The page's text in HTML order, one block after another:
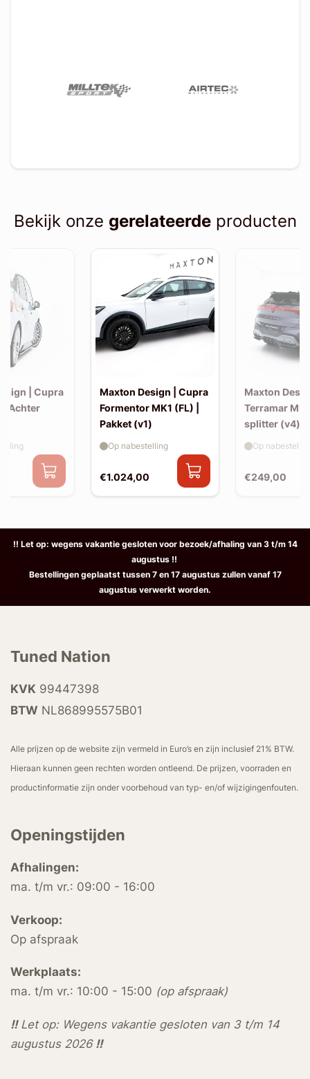
Bekijk onze gerelateerdeproducten
| Cupra
| Achter
Maxton Design | Cupra
Formentor MK1 (FL) |
Pakket (v1)
€1.024,00
Op nabestelling
Maxton
Terramar
splitter (v4)
€249,00
Op
!! Let op: wegens vakantie gesloten voor bezoek/afhaling van 3 t/m 14
augustus !!
Bestellingen geplaatst tussen 7 en 17 augustus zullen vanaf 17
augustus verwerkt worden.
Tuned Nation
KVK 99447398
BTW NL868995575B01
Alle prijzen op de website zijn vermeld in Euro’s en zijn inclusief 21% BTW.
Hieraan kunnen geen rechten worden ontleend. De prijzen, voorraden en
productinformatie zijn onder voorbehoud van typ- en/of wijzigingenfouten.
Openingstijden
Afhalingen:
ma. t/m vr.: 09:00 - 16:00
Verkoop:
Op afspraak
Werkplaats:
ma. t/m vr.: 10:00 - 15:00 (op afspraak)
!!Let op: Wegens vakantie gesloten van 3 t/m 14
augustus 2026 !!